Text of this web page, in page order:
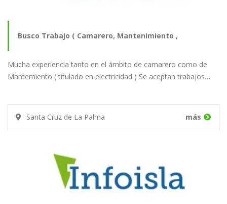
Busco Trabajo ( Camarero, Mantenimiento ,
Repartidor…
Mucha experiencia tanto en el ámbito de camarero como de
Mantemiento ( titulado en electricidad ) Se aceptan trabajos…
Santa Cruz de La Palma más